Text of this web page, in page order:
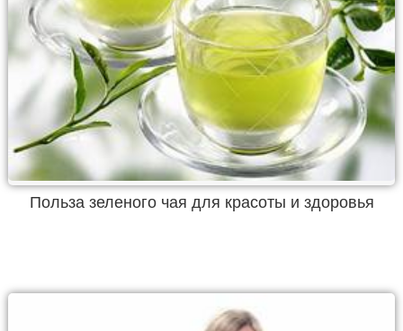
Польза зеленого чая для красоты и здоровья